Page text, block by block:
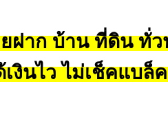
ฝาก บ้าน ที่ดิน ทั่ว
เงินไว ไม่เช็คแบล็